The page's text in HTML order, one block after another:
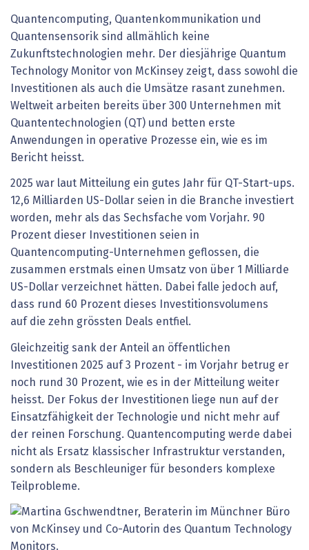
Quantencomputing, Quantenkommunikation und
Quantensensorik sind allmählich keine
Zukunftstechnologien mehr. Der diesjährige Quantum
Technology Monitor von McKinsey zeigt, dass sowohl die
Investitionen als auch die Umsätze rasant zunehmen.
Weltweit arbeiten bereits über 300 Unternehmen mit
Quantentechnologien (QT) und betten erste
Anwendungen in operative Prozesse ein, wie es im
Bericht heisst.
2025 war laut Mitteilung ein gutes Jahr für QT-Start-ups.
12,6 Milliarden US-Dollar seien in die Branche investiert
worden, mehr als das Sechsfache vom Vorjahr. 90
Prozent dieser Investitionen seien in
Quantencomputing-Unternehmen geflossen, die
zusammen erstmals einen Umsatz von über 1 Milliarde
US-Dollar verzeichnet hätten. Dabei falle jedoch auf,
dass rund 60 Prozent dieses Investitionsvolumens
auf die zehn grössten Deals entfiel.
Gleichzeitig sank der Anteil an öffentlichen
Investitionen 2025 auf 3 Prozent - im Vorjahr betrug er
noch rund 30 Prozent, wie es in der Mitteilung weiter
heisst. Der Fokus der Investitionen liege nun auf der
Einsatzfähigkeit der Technologie und nicht mehr auf
der reinen Forschung. Quantencomputing werde dabei
nicht als Ersatz klassischer Infrastruktur verstanden,
sondern als Beschleuniger für besonders komplexe
Teilprobleme.